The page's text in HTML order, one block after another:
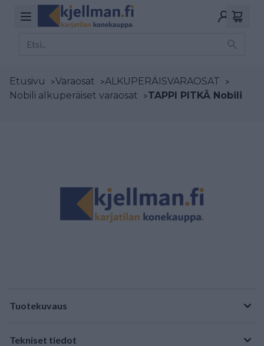
Etusivu >Varaosat >ALKUPERÄISVARAOSAT >
Nobili alkuperäiset varaosat >TAPPI PITKÄ Nobili
Tuotekuvaus
Tekniset tiedot